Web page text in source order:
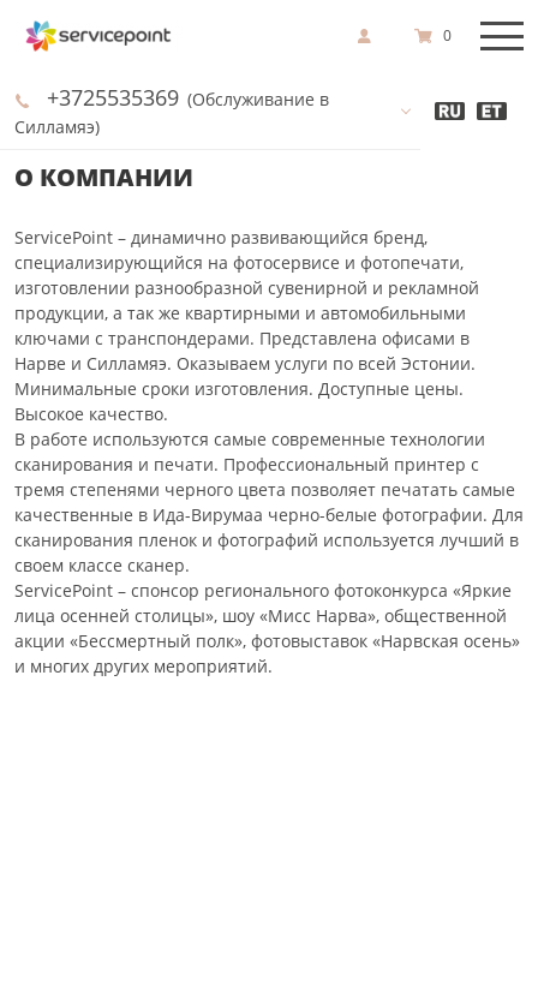
+3725535369 (Обслуживание в
Силламяэ)
0
О КОМПАНИИ
ServicePoint – динамично развивающийся бренд,
специализирующийся на фотосервисе и фотопечати,
изготовлении разнообразной сувенирной и рекламной
продукции, а так же квартирными и автомобильными
ключами с транспондерами. Представлена офисами в
Нарве и Силламяэ. Оказываем услуги по всей Эстонии.
Минимальные сроки изготовления. Доступные цены.
Высокое качество.
В работе используются самые современные технологии
сканирования и печати. Профессиональный принтер с
тремя степенями черного цвета позволяет печатать самые
качественные в Ида-Вирумаа черно-белые фотографии. Для
сканирования пленок и фотографий используется лучший в
своем классе сканер.
ServicePoint – спонсор регионального фотоконкурса «Яркие
лица осенней столицы», шоу «Мисс Нарва», общественной
акции «Бессмертный полк», фотовыставок «Нарвская осень»
и многих других мероприятий.